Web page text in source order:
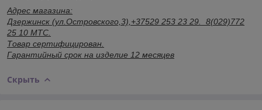
Адрес магазина:
Дзержинск (ул.Островского,3),+37529 253 23 29. 8(029)772
25 10 МТС.
Товар сертифицирован.
Гарантийный срок на изделие 12 месяцев
Скрыть